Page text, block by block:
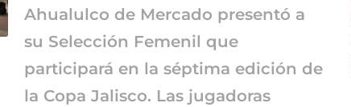
Ahualulco de Mercado presentó a
su Selección Femenil que
participará en la séptima edición de
la Copa Jalisco. Las jugadoras